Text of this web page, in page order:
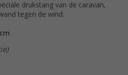
drukstang van de caravan,
tegen de wind.